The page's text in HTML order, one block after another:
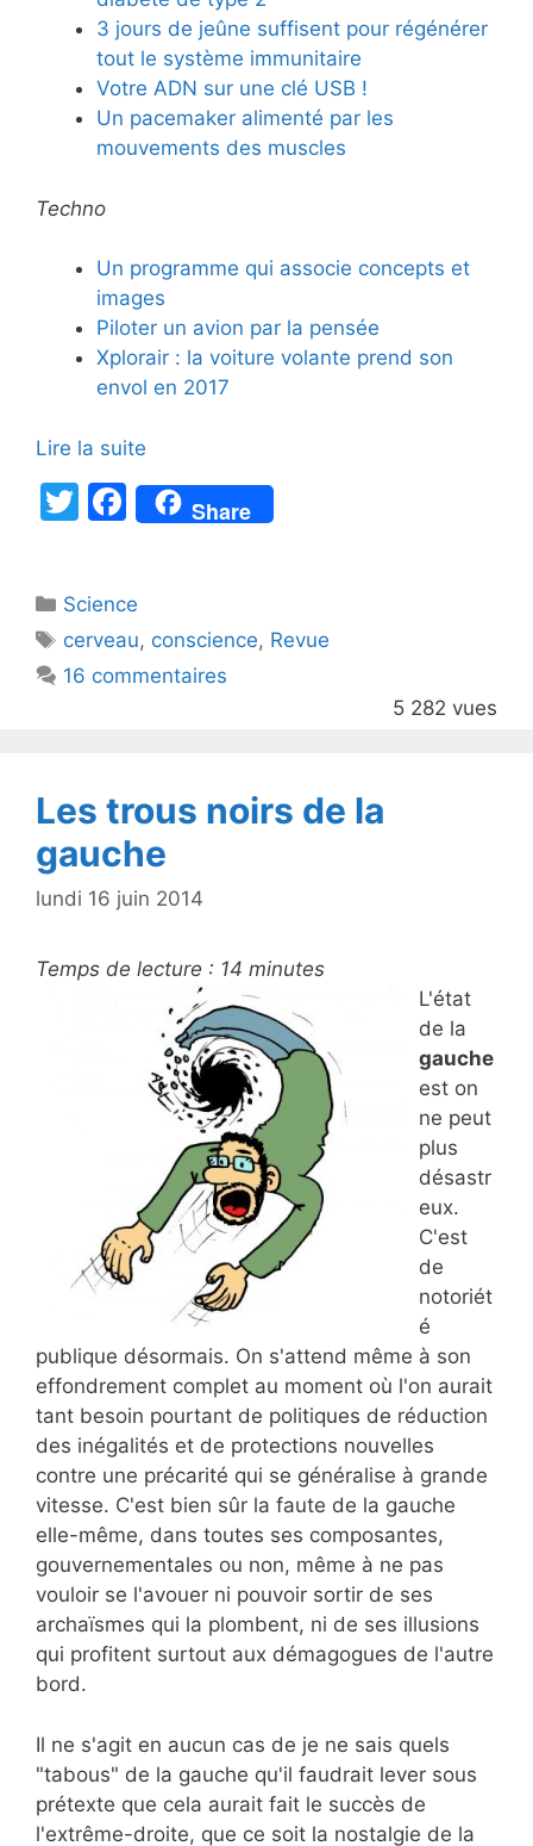
3 jours de jeûne suffisent pour régénérer
tout le système immunitaire
Votre ADN sur une clé USB !
Un pacemaker alimenté par les
mouvements des muscles
Techno
Un programme qui associe concepts et
images
Piloter un avion par la pensée
Xplorair : la voiture volante prend son
envol en 2017
Lire la suite
T
er
F
a
e
b
o
Share
Catégories
Science
Étiquettes
cerveau, conscience, Revue
16 commentaires
5 282 vues
Les trous noirs de la
gauche
lundi 16 juin 2014
Temps de lecture : 14 minutes
L'état
de la
gauche
est on
ne peut
plus
désastr
eux.
C'est
de
notoriét
é
publique désormais. On s'attend même à son
effondrement complet au moment où l'on aurait
tant besoin pourtant de politiques de réduction
des inégalités et de protections nouvelles
contre une précarité qui se généralise à grande
vitesse. C'est bien sûr la faute de la gauche
elle-même, dans toutes ses composantes,
gouvernementales ou non, même à ne pas
vouloir se l'avouer ni pouvoir sortir de ses
archaïsmes qui la plombent, ni de ses illusions
qui profitent surtout aux démagogues de l'autre
bord.
Il ne s'agit en aucun cas de je ne sais quels
"tabous" de la gauche qu'il faudrait lever sous
prétexte que cela aurait fait le succès de
l'extrême-droite, que ce soit la nostalgie de la